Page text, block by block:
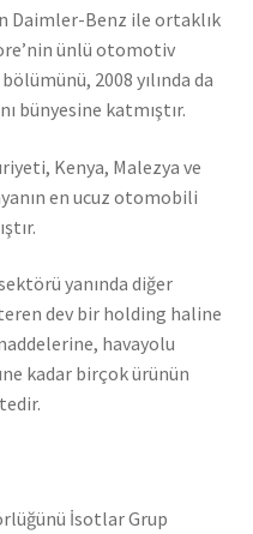
Daimler-Benz ile ortaklık
ünlü otomotiv
2008 yılında da
bünyesine katmıştır.
Kenya, Malezya ve
en ucuz otomobili
yanında diğer
dev bir holding haline
havayolu
kadar birçok ürünün
İsotlar Grup